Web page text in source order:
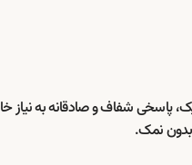
پاسخی شفاف و صادقانه به
بدون نمک.